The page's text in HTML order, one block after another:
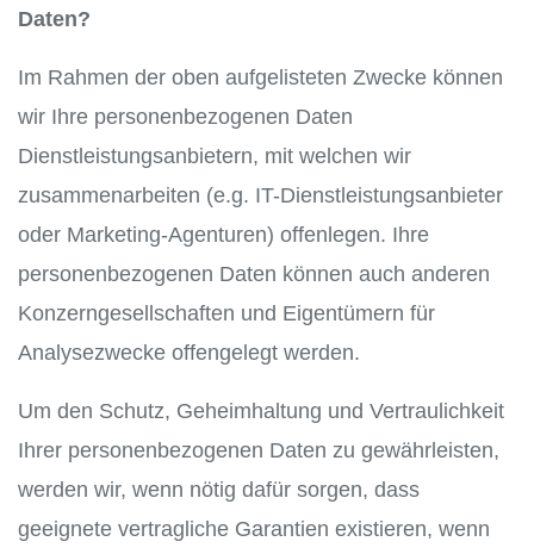
Daten?
Im Rahmen der oben aufgelisteten Zwecke können
wir Ihre personenbezogenen Daten
Dienstleistungsanbietern, mit welchen wir
zusammenarbeiten (e.g. IT-Dienstleistungsanbieter
oder Marketing-Agenturen) offenlegen. Ihre
personenbezogenen Daten können auch anderen
Konzerngesellschaften und Eigentümern für
Analysezwecke offengelegt werden.
Um den Schutz, Geheimhaltung und Vertraulichkeit
Ihrer personenbezogenen Daten zu gewährleisten,
werden wir, wenn nötig dafür sorgen, dass
geeignete vertragliche Garantien existieren, wenn